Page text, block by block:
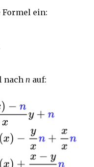
Formel ein:
nach n auf: